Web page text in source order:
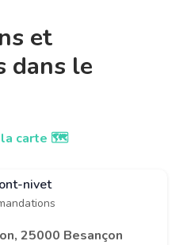
et
dans le
la carte 🗺️
nivet
25000 Besançon